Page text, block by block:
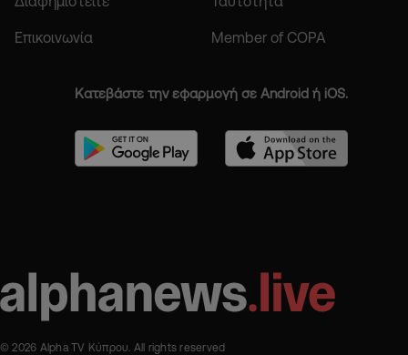
Επικοινωνία Member of COPA
Κατεβάστε την εφαρμογή σε Android ή iOS.
© 2026 Alpha TV Κύπρου. All rights reserved